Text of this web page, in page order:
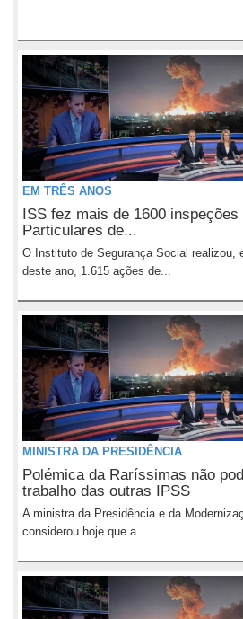
EM TRÊS ANOS
ISS fez mais de 1600
Particulares de...
O Instituto de Segurança Social realizou,
deste ano, 1.615 ações de...
MINISTRA DA PRESIDÊNCIA
Polémica da Raríssimas não
trabalho das outras IPSS
A ministra da Presidência e da
considerou hoje que a...